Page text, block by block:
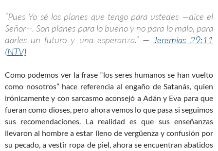
“Pues Yo sé los planes que tengo para ustedes —dice el
Señor—. Son planes para lo bueno y no para lo malo, para
darles un futuro y una esperanza.” — Jeremías 29:11
(NTV)
Como podemos ver la frase “los seres humanos se han vuelto
como nosotros” hace referencia al engaño de Satanás, quien
irónicamente y con sarcasmo aconsejó a Adán y Eva para que
fueran como dioses, pero ahora vemos lo que pasa si seguimos
sus recomendaciones. La realidad es que sus enseñanzas
llevaron al hombre a estar lleno de vergüenza y confusión por
su pecado, a vestir ropa de piel, ahora se encuentran abatidos